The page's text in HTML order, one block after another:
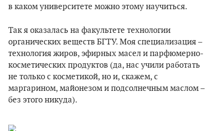
в каком университете можно этому научиться.
Так я оказалась на факультете технологии
органических веществ БГТУ. Моя специализация –
технология жиров, эфирных масел и парфюмерно-
косметических продуктов (да, нас учили работать
не только с косметикой, но и, скажем, с
маргарином, майонезом и подсолнечным маслом –
без этого никуда).